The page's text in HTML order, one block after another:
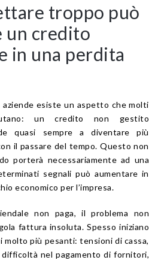
troppo può
un credito
in una perdita
esiste un aspetto che molti
un credito non gestito
quasi sempre a diventare più
il passare del tempo. Questo non
porterà necessariamente ad una
segnali può aumentare in
economico per l’impresa.
non paga, il problema non
fattura insoluta. Spesso iniziano
più pesanti: tensioni di cassa,
nel pagamento di fornitori,